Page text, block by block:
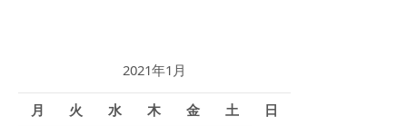
2021年1月
月 火 水 木 金 土
日